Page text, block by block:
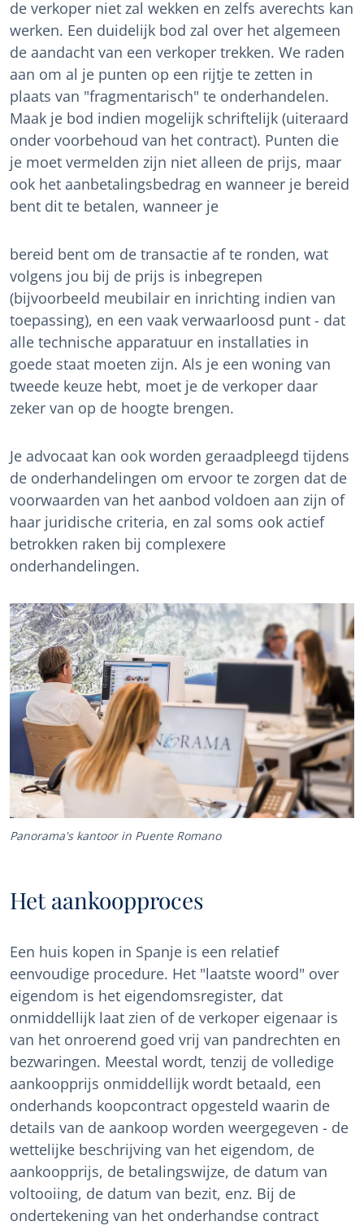
de verkoper niet zal wekken en zelfs averechts kan
werken. Een duidelijk bod zal over het algemeen
de aandacht van een verkoper trekken. We raden
aan om al je punten op een rijtje te zetten in
plaats van "fragmentarisch" te onderhandelen.
Maak je bod indien mogelijk schriftelijk (uiteraard
onder voorbehoud van het contract). Punten die
je moet vermelden zijn niet alleen de prijs, maar
ook het aanbetalingsbedrag en wanneer je bereid
bent dit te betalen, wanneer je
bereid bent om de transactie af te ronden, wat
volgens jou bij de prijs is inbegrepen
(bijvoorbeeld meubilair en inrichting indien van
toepassing), en een vaak verwaarloosd punt - dat
alle technische apparatuur en installaties in
goede staat moeten zijn. Als je een woning van
tweede keuze hebt, moet je de verkoper daar
zeker van op de hoogte brengen.
Je advocaat kan ook worden geraadpleegd tijdens
de onderhandelingen om ervoor te zorgen dat de
voorwaarden van het aanbod voldoen aan zijn of
haar juridische criteria, en zal soms ook actief
betrokken raken bij complexere
onderhandelingen.
Panorama's kantoor in Puente Romano
Het aankoopproces
Een huis kopen in Spanje is een relatief
eenvoudige procedure. Het "laatste woord" over
eigendom is het eigendomsregister, dat
onmiddellijk laat zien of de verkoper eigenaar is
van het onroerend goed vrij van pandrechten en
bezwaringen. Meestal wordt, tenzij de volledige
aankoopprijs onmiddellijk wordt betaald, een
onderhands koopcontract opgesteld waarin de
details van de aankoop worden weergegeven - de
wettelijke beschrijving van het eigendom, de
aankoopprijs, de betalingswijze, de datum van
voltooiing, de datum van bezit, enz. Bij de
ondertekening van het onderhandse contract